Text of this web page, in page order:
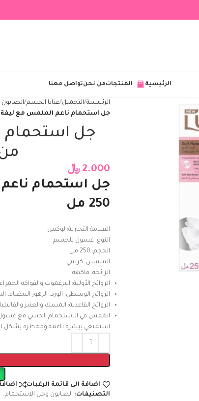
الرئيسية المنتجاتمن نحنتواصل معنا
الرئيسية التجميل عنايا الجسم
جل استحمام ناعم الملمس مع ليفة
جل استحمام
من
2.000 ﷼
جل استحمام
250 مل
العلامة التجارية: لوكس
النوع: غسول للجسم
الحجم: 250 مل
الملمس: كريمي
الرائحة: فاكهة
الروائح الأولية: البرغموت والفواكه الحمراء
الروائح الوسطى: الورد، الزهور البيضاء،
الروائح القاعدية: المسك والعنبر والفانيليا
انغمس في الاستحمام الحسي مع غسول
استمتعي ببشرة ناعمة ومعطرة بشكل
اضافة الى قائمة الرغبات
التصنيفات: الصابون وجل الاستحمام ,